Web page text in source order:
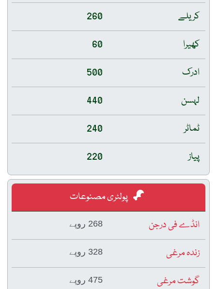
کریلے
260
کھیرا
60
ادرک
500
لہسن
440
ٹماٹر
240
پیاز
220
پولٹری مصنوعات
انڈے فی درجن
268 روپے
زندہ مرغی 328 روپے
گوشت مرغی 475 روپے